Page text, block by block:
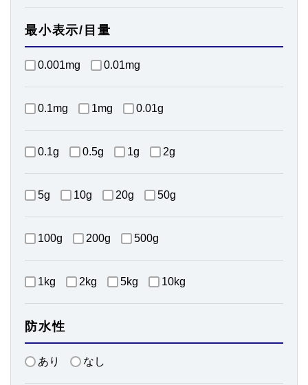
最小表示/目量
0.001mg 0.01mg
0.1mg 1mg 0.01g
0.1g 0.5g 1g 2g
5g 10g 20g 50g
100g 200g 500g
1kg 2kg 5kg 10kg
防水性
あり なし